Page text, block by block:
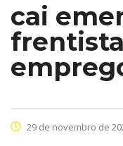
cai
29 de novembro de